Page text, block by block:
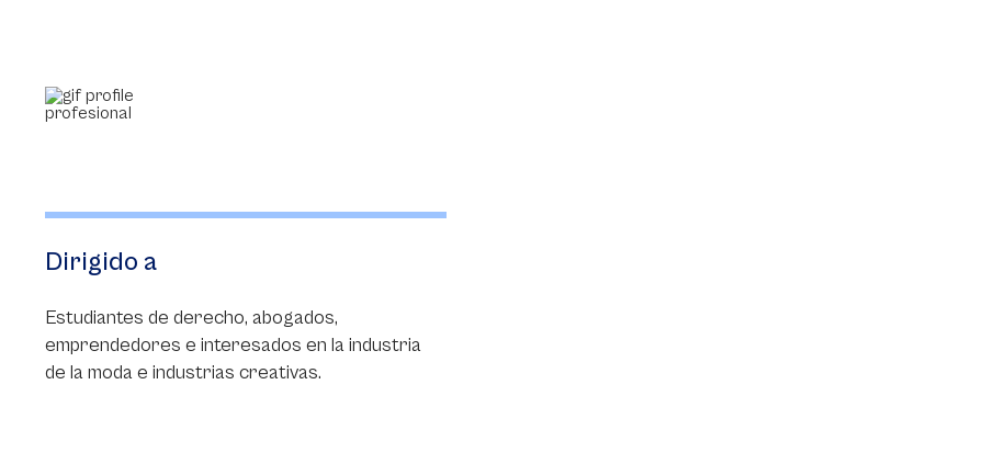
Dirigido a
Estudiantes de derecho, abogados,
emprendedores e interesados en la industria
de la moda e industrias creativas.